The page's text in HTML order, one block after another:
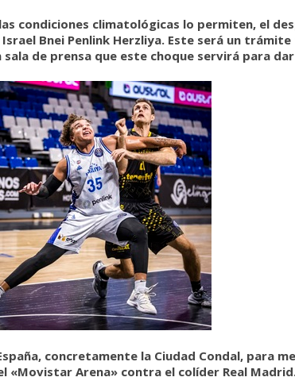
condiciones climatológicas lo permiten, el
Bnei Penlink Herzliya. Este será un
de prensa que este choque servirá para
concretamente la Ciudad Condal, para
«Movistar Arena» contra el colíder Real